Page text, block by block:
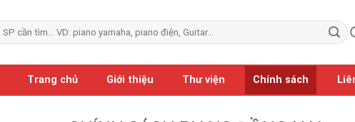
Trang chủ Giới thiệu Thư viện Chính sách